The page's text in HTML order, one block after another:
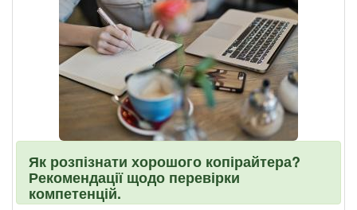
Як розпізнати хорошого копірайтера?
Рекомендації щодо перевірки
компетенцій.